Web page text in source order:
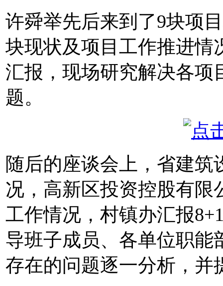
许舜举先后来到了9块项
块现状及项目工作推进情
汇报，现场研究解决各项
题。
随后的座谈会上，省建筑
况，高新区投资控股有限
工作情况，村镇办汇报
导班子成员、各单位职能
存在的问题逐一分析，并